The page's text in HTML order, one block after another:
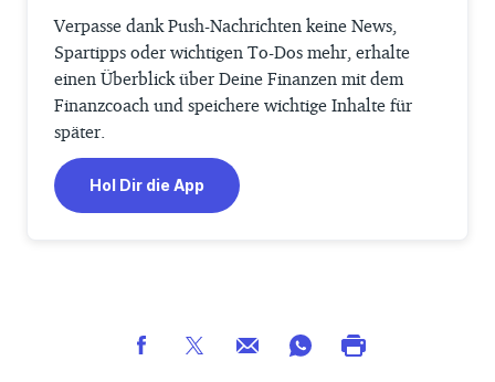
Verpasse dank Push-Nachrichten keine News,
Spartipps oder wichtigen To-Dos mehr, erhalte
einen Überblick über Deine Finanzen mit dem
Finanzcoach und speichere wichtige Inhalte für
später.
Hol Dir die App